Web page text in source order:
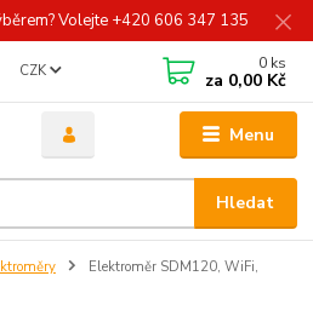
Volejte +420 606 347 135
Menu
CZK
Hledat
0 ks
za 0,00 Kč
Elektroměr SDM120, WiFi,